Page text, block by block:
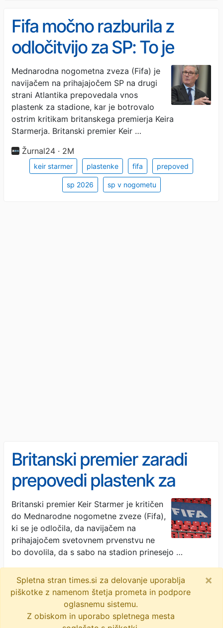
Fifa močno razburila z
odločitvijo za SP: To je
enostavno narobe
Mednarodna nogometna zveza (Fifa) je
navijačem na prihajajočem SP na drugi
strani Atlantika prepovedala vnos
plastenk za stadione, kar je botrovalo
ostrim kritikam britanskega premierja Keira
Starmerja. Britanski premier Keir …
Žurnal24 · 2M
keir starmer plastenke fifa prepoved
sp 2026 sp v nogometu
Britanski premier zaradi
prepovedi plastenk za
večkratno uporabo
kritičen do Fife
Britanski premier Keir Starmer je kritičen
do Mednarodne nogometne zveze (Fifa),
ki se je odločila, da navijačem na
prihajajočem svetovnem prvenstvu ne
bo dovolila, da s sabo na stadion prinesejo …
nogometno sp keir starmer fifa sp 2026
nogomet
Spletna stran times.si za delovanje uporablja
piškotke z namenom štetja prometa in podpore
oglasnemu sistemu.
Z obiskom in uporabo spletnega mesta
×